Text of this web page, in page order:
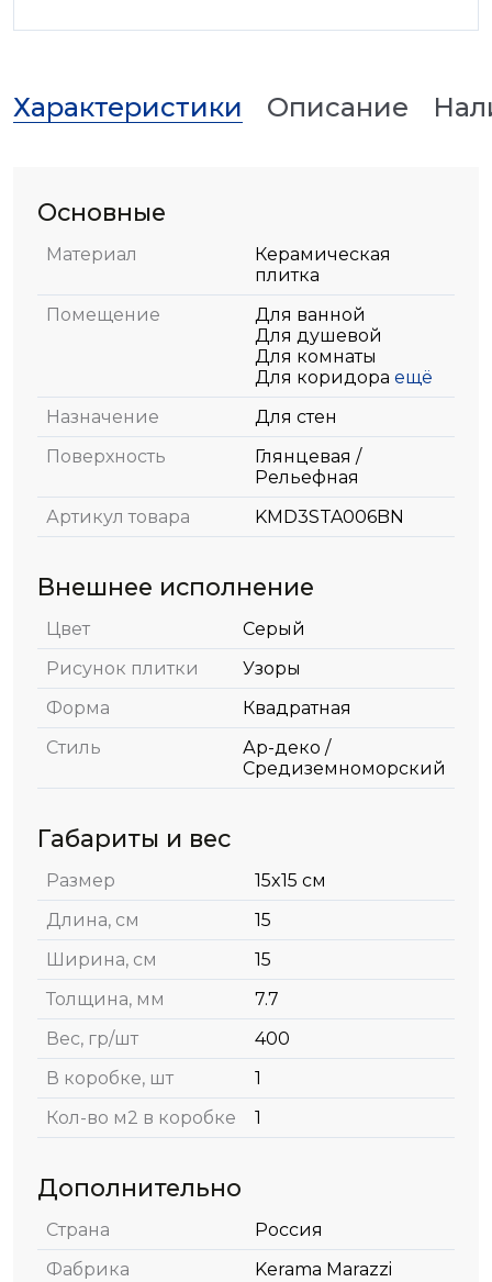
Характеристики Описание
Основные
Материал
Керамическая
плитка
Помещение
Для ванной
Для душевой
Для комнаты
Для коридора ещё
Назначение
Для стен
Поверхность
Глянцевая /
Рельефная
Артикул товара
KMD3STA006BN
Внешнее исполнение
Цвет
Серый
Рисунок плитки
Узоры
Форма
Квадратная
Стиль
Ар-деко /
Средиземноморский
Габариты и вес
Размер
15x15 см
Длина, см
15
Ширина, см
15
Толщина, мм
7.7
Вес, гр/шт
400
В коробке, шт
1
Кол-во м2 в коробке
1
Дополнительно
Страна
Россия
Фабрика
Kerama Marazzi